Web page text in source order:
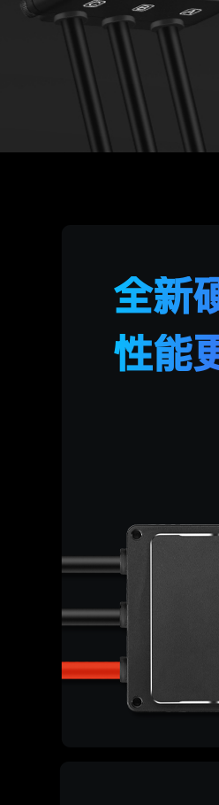
全新
性能